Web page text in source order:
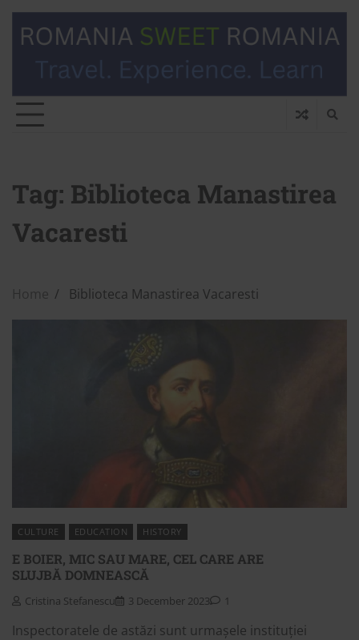
Tag: Biblioteca Manastirea
Vacaresti
Home Biblioteca Manastirea Vacaresti
CULTURE EDUCATION HISTORY
E BOIER, MIC SAU MARE, CEL CARE ARE
SLUJBĂ DOMNEASCĂ
Cristina Stefanescu 3 December 2023 1
Inspectoratele de astăzi sunt urmașele instituției